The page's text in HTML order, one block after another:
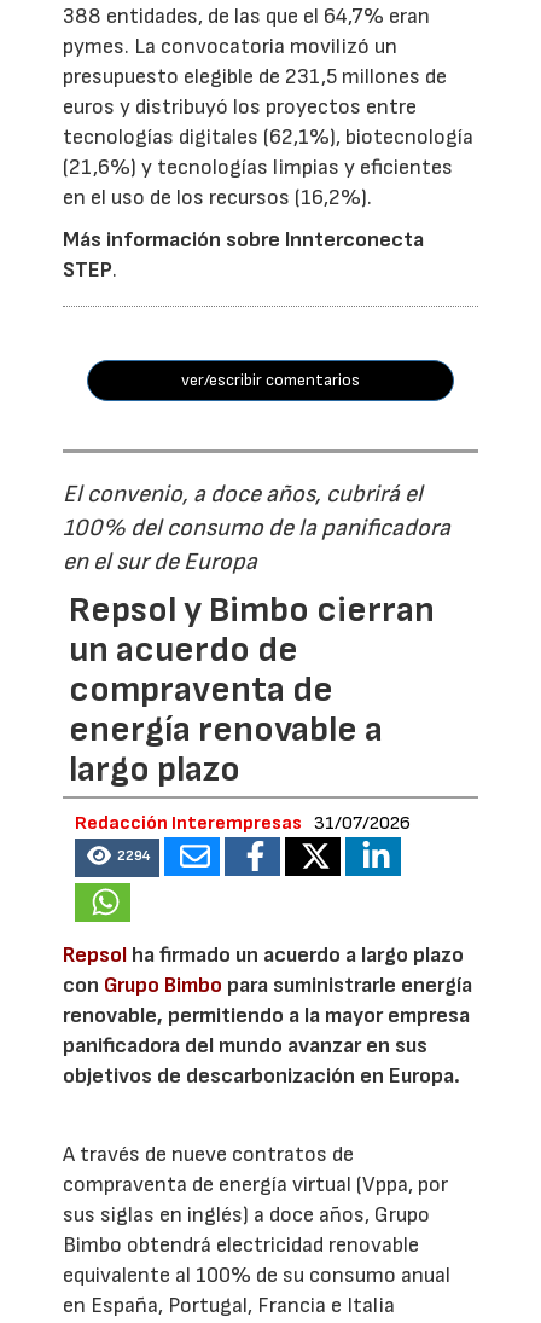
388 entidades, de las que el 64,7% eran
pymes. La convocatoria movilizó un
presupuesto elegible de 231,5 millones de
euros y distribuyó los proyectos entre
tecnologías digitales (62,1%), biotecnología
(21,6%) y tecnologías limpias y eficientes
en el uso de los recursos (16,2%).
Más información sobre Innterconecta
STEP.
ver/escribir comentarios
El convenio, a doce años, cubrirá el
100% del consumo de la panificadora
en el sur de Europa
Repsol y Bimbo cierran
un acuerdo de
compraventa de
energía renovable a
largo plazo
Redacción Interempresas 31/07/2026
2294
Repsol ha firmado un acuerdo a largo plazo
con Grupo Bimbo para suministrarle energía
renovable, permitiendo a la mayor empresa
panificadora del mundo avanzar en sus
objetivos de descarbonización en Europa.
A través de nueve contratos de
compraventa de energía virtual (Vppa, por
sus siglas en inglés) a doce años, Grupo
Bimbo obtendrá electricidad renovable
equivalente al 100% de su consumo anual
en España, Portugal, Francia e Italia